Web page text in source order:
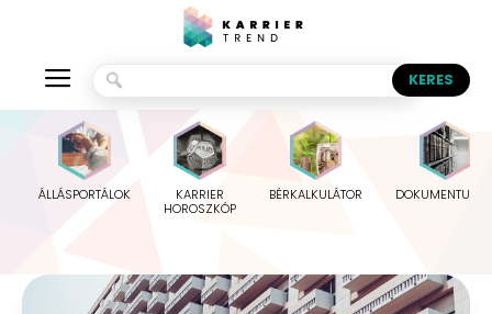
ÁLLÁSPORTÁLOK
KARRIER
HOROSZKÓP
BÉRKALKULÁTOR